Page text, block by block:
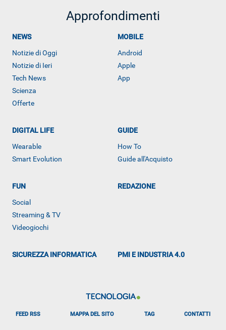
Approfondimenti
NEWS
Notizie di Oggi
Notizie di Ieri
Tech News
Scienza
Offerte
MOBILE
Android
Apple
App
DIGITAL LIFE
Wearable
Smart Evolution
GUIDE
How To
Guide all'Acquisto
FUN
Social
Streaming & TV
Videogiochi
REDAZIONE
SICUREZZA INFORMATICA PMI E INDUSTRIA 4.0
FEED RSS MAPPA DEL SITO TAG CONTATTI